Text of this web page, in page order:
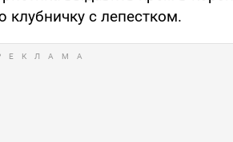
с лепестком.